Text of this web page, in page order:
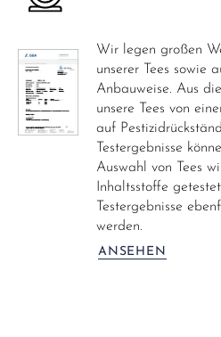
Wir legen großen
unserer Tees sowie
Anbauweise. Aus
unsere Tees von
auf
Testergebnisse
Auswahl von Tees
Inhaltsstoffe
Testergebnisse
werden.
ANSEHEN